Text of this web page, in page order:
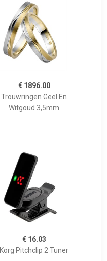
€ 1896.00
Trouwringen Geel En
Witgoud 3,5mm
€ 16.03
Korg Pitchclip 2 Tuner